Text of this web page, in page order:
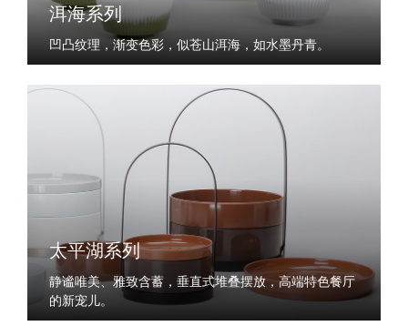
洱海系列
凹凸纹理，渐变色彩，似苍山洱海，如水墨丹青。
太平湖系列
静谧唯美、雅致含蓄，垂直式堆叠摆放，高端特色餐厅
的新宠儿。